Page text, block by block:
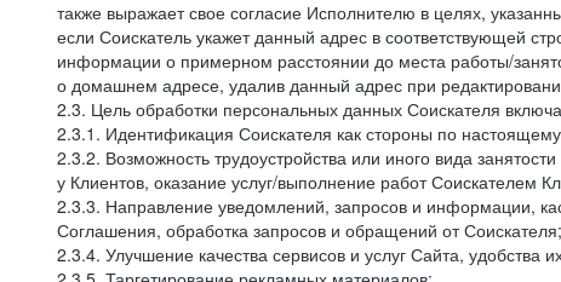
также выражает свое согласие Исполнителю в целях,
если Соискатель укажет данный адрес в соответствующей
информации о примерном расстоянии до места работы/
о домашнем адресе, удалив данный адрес при
2.3. Цель обработки персональных данных Соискателя
2.3.1. Идентификация Соискателя как стороны по
2.3.2. Возможность трудоустройства или иного вида
у Клиентов, оказание услуг/выполнение работ Соискателем
2.3.3. Направление уведомлений, запросов и информации,
Соглашения, обработка запросов и обращений от Соискателя;
2.3.4. Улучшение качества сервисов и услуг Сайта, удобства